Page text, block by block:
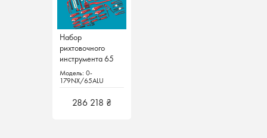
Набор
рихтовочного
инструмента 65
шт. для
алюминиевых
179NX/65ALU
Модель: 0-
179NX/65ALU
286 218 ₴